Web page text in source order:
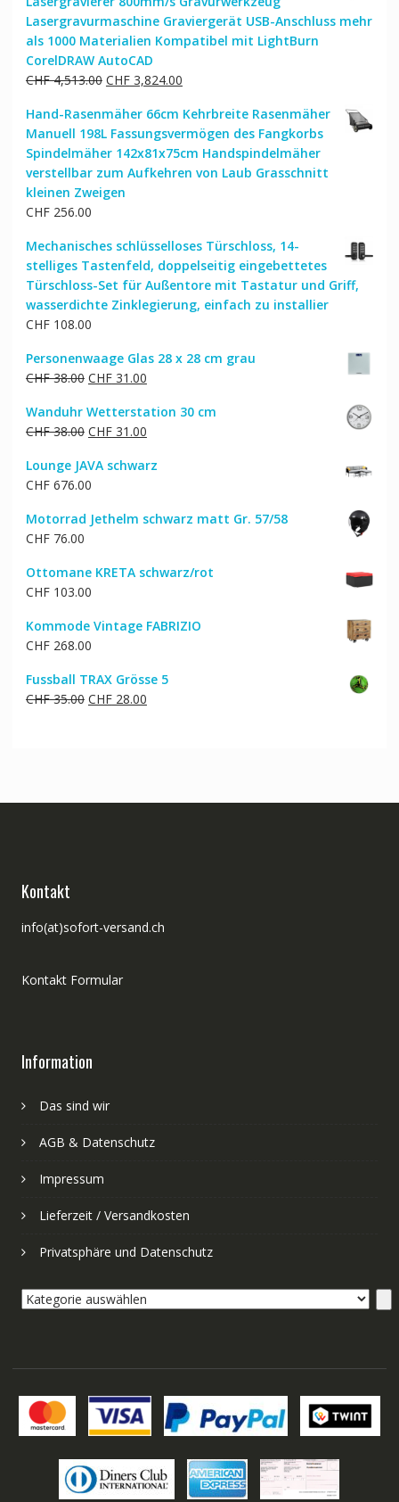
CHF 20.00CHF 18.00.
Lasergravurmaschine Graviergerät USB-Anschluss mehr
als 1000 Materialien Kompatibel mit LightBurn
CorelDRAW AutoCAD
CHF4,513.00 Ursprünglicher
war:
CHF 4,513.00
CHF3,824.00Aktueller
ist:
CHF 3,824.00.
Hand-Rasenmäher 66cm Kehrbreite Rasenmäher
Manuell 198L Fassungsvermögen des Fangkorbs
Spindelmäher 142x81x75cm Handspindelmäher
verstellbar zum Aufkehren von Laub Grasschnitt
kleinen Zweigen
CHF256.00
Mechanisches schlüsselloses Türschloss, 14-
stelliges Tastenfeld, doppelseitig eingebettetes
Türschloss-Set für Außentore mit Tastatur und Griff,
wasserdichte Zinklegierung, einfach zu installier
CHF108.00
Personenwaage Glas 28 x 28 cm grau
CHF38.00 Ursprünglicher
war:
CHF 38.00
CHF31.00Aktueller
ist:
CHF 31.00.
Wanduhr Wetterstation 30 cm
CHF38.00 Ursprünglicher
war:
CHF 38.00
CHF31.00Aktueller
ist:
Lounge JAVA schwarz
CHF676.00
Motorrad Jethelm schwarz matt Gr. 57/58
CHF76.00
Ottomane KRETA schwarz/rot
CHF103.00
Kommode Vintage FABRIZIO
CHF268.00
Fussball TRAX Grösse 5
CHF35.00 Ursprünglicher
CHF28.00Aktueller
Kontakt
info(at)sofort-versand.ch
Kontakt Formular
Information
Das sind wir
AGB & Datenschutz
Impressum
Lieferzeit / Versandkosten
Privatsphäre und Datenschutz
Kategorie